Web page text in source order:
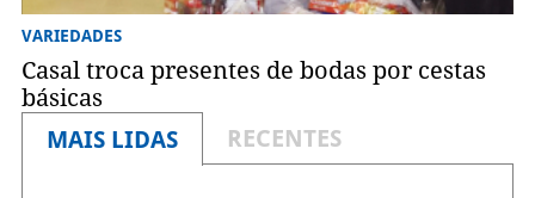
VARIEDADES
Casal troca presentes de bodas por cestas
básicas
MAIS LIDAS
RECENTES